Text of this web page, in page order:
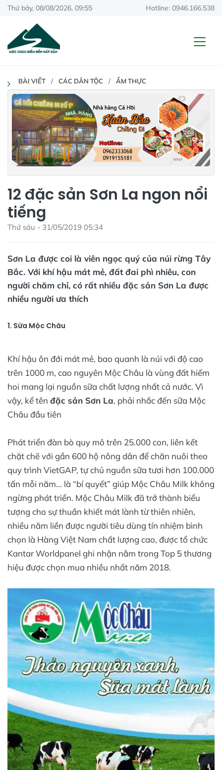
Thứ bảy, 08/08/2026, 09:55 Hotline: 0946.166.538
BÀI VIẾT CÁC DÂN TỘC ẨM THỰC
12 đặc sản Sơn La ngon nổi
tiếng
Thứ sáu - 31/05/2019 05:34
Sơn La được coi là viên ngọc quý của núi rừng Tây
Bắc. Với khí hậu mát mẻ, đất đai phì nhiêu, con
người chăm chỉ, có rất nhiều đặc sản Sơn La được
nhiều người ưa thích
1. Sữa Mộc Châu
Khí hậu ôn đới mát mẻ, bao quanh là núi với độ cao
trên 1000 m, cao nguyên Mộc Châu là vùng đất hiếm
hoi mang lại nguồn sữa chất lượng nhất cả nước. Vì
vậy, kể tên đặc sản Sơn La, phải nhắc đến sữa Mộc
Châu đầu tiên
Phát triển đàn bò quy mô trên 25.000 con, liên kết
chặt chẽ với gần 600 hộ nông dân để chăn nuôi theo
quy trình VietGAP, tự chủ nguồn sữa tươi hơn 100.000
tấn mỗi năm... là “bí quyết” giúp Mộc Châu Milk không
ngừng phát triển. Mộc Châu Milk đã trở thành biểu
tượng cho sự thuần khiết mát lành từ thiên nhiên,
nhiều năm liền được người tiêu dùng tín nhiệm bình
chọn là Hàng Việt Nam chất lượng cao, được tổ chức
Kantar Worldpanel ghi nhận nằm trong Top 5 thương
hiệu được chọn mua nhiều nhất năm 2018.